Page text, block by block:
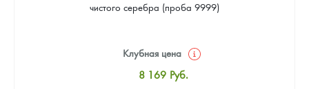
чистого серебра (проба 9999)
Клубная цена
8 169 Руб.